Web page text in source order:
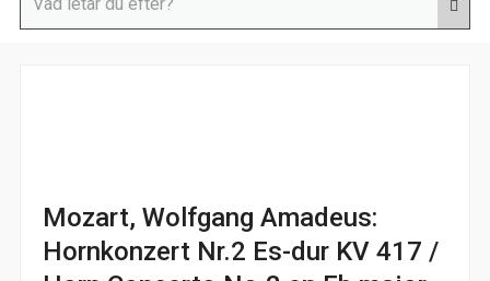
Mozart, Wolfgang Amadeus:
Hornkonzert Nr.2 Es-dur KV 417 /